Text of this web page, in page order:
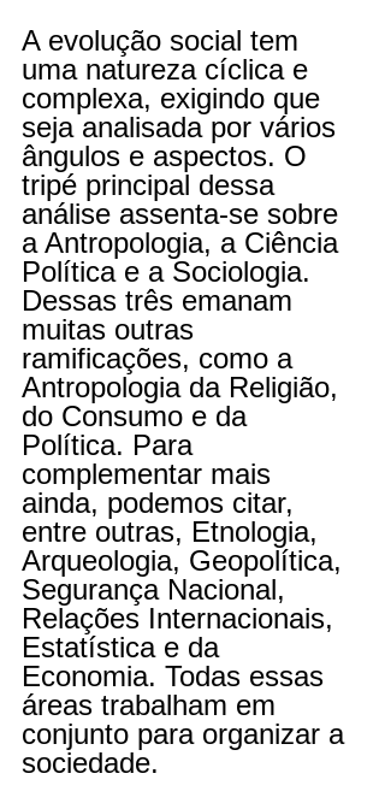
A evolução social tem
uma natureza cíclica e
complexa, exigindo que
seja analisada por vários
ângulos e aspectos. O
tripé principal dessa
análise assenta-se sobre
a Antropologia, a Ciência
Política e a Sociologia.
Dessas três emanam
muitas outras
ramificações, como a
Antropologia da Religião,
do Consumo e da
Política. Para
complementar mais
ainda, podemos citar,
entre outras, Etnologia,
Arqueologia, Geopolítica,
Segurança Nacional,
Relações Internacionais,
Estatística e da
Economia. Todas essas
áreas trabalham em
conjunto para organizar a
sociedade.